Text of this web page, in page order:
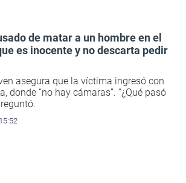
de matar a un hombre en el
es inocente y no descarta pedir
asegura que la víctima ingresó con
donde “no hay cámaras”. “¿Qué pasó